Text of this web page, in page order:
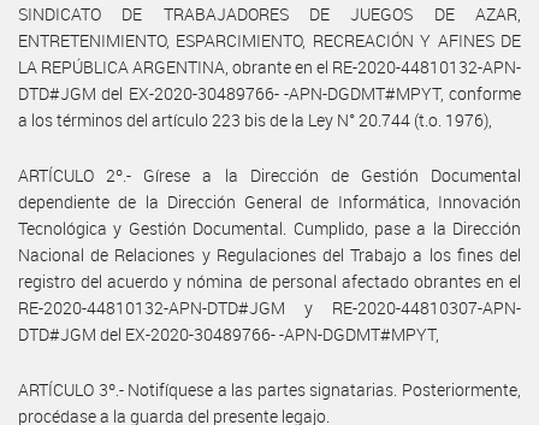
SINDICATO DE TRABAJADORES DE JUEGOS DE AZAR,
ENTRETENIMIENTO, ESPARCIMIENTO, RECREACIÓN Y AFINES DE
LA REPÚBLICA ARGENTINA, obrante en el RE-2020-44810132-APN-
DTD#JGM del EX-2020-30489766- -APN-DGDMT#MPYT, conforme
a los términos del artículo 223 bis de la Ley N° 20.744 (t.o. 1976),
ARTÍCULO 2º.- Gírese a la Dirección de Gestión Documental
dependiente de la Dirección General de Informática, Innovación
Tecnológica y Gestión Documental. Cumplido, pase a la Dirección
Nacional de Relaciones y Regulaciones del Trabajo a los fines del
registro del acuerdo y nómina de personal afectado obrantes en el
RE-2020-44810132-APN-DTD#JGM y RE-2020-44810307-APN-
DTD#JGM del EX-2020-30489766- -APN-DGDMT#MPYT,
ARTÍCULO 3º.- Notifíquese a las partes signatarias. Posteriormente,
procédase a la guarda del presente legajo.